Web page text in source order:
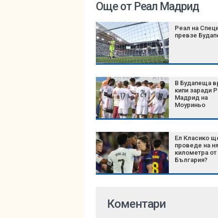
Още от Реал Мадрид
Реал на
превзе
В Будапеща
кипи заради
Мадрид на
Моуриньо
Ел Класико
проведе на
километра от
България?
Коментари